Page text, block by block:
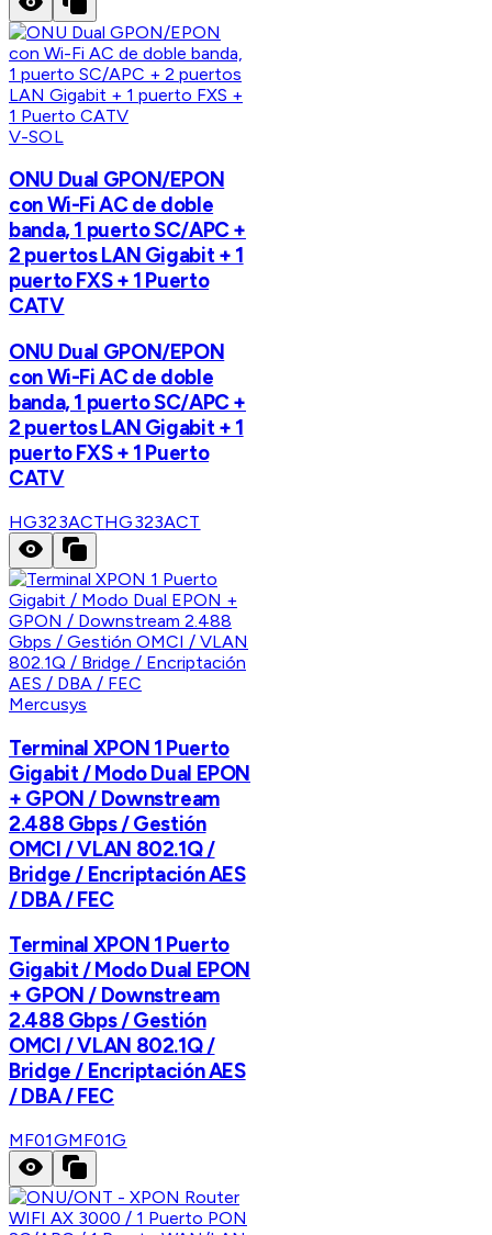
V-SOL
ONU Dual GPON/EPON
con Wi-Fi AC de doble
banda, 1 puerto SC/APC +
2 puertos LAN Gigabit + 1
puerto FXS + 1 Puerto
CATV
ONU Dual GPON/EPON
con Wi-Fi AC de doble
banda, 1 puerto SC/APC +
2 puertos LAN Gigabit + 1
puerto FXS + 1 Puerto
CATV
HG323ACTHG323ACT
Mercusys
Terminal XPON 1 Puerto
Gigabit / Modo Dual EPON
+ GPON / Downstream
2.488 Gbps / Gestión
OMCI / VLAN 802.1Q /
Bridge / Encriptación AES
/ DBA / FEC
Terminal XPON 1 Puerto
Gigabit / Modo Dual EPON
+ GPON / Downstream
2.488 Gbps / Gestión
OMCI / VLAN 802.1Q /
Bridge / Encriptación AES
/ DBA / FEC
MF01GMF01G